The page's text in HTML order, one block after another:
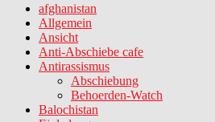
afghanistan
Allgemein
Ansicht
Anti-Abschiebe cafe
Antirassismus
Abschiebung
Behoerden-Watch
Balochistan